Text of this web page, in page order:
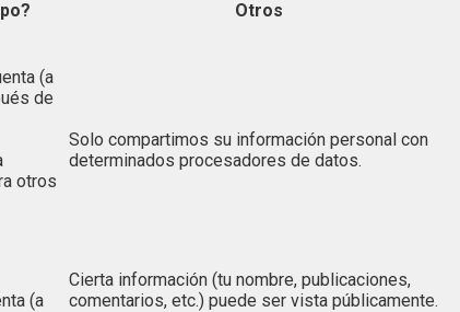
Otros
(a
de
otros
Solo compartimos su información personal con
determinados procesadores de datos.
(a
Cierta información (tu nombre, publicaciones,
comentarios, etc.) puede ser vista públicamente.